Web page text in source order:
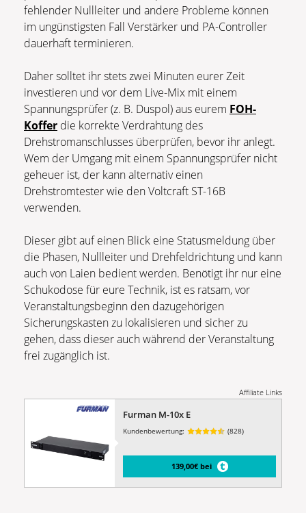
fehlender Nullleiter und andere Probleme können
im ungünstigsten Fall Verstärker und PA-Controller
dauerhaft terminieren.
Daher solltet ihr stets zwei Minuten eurer Zeit
investieren und vor dem Live-Mix mit einem
Spannungsprüfer (z. B. Duspol) aus eurem FOH-
Koffer die korrekte Verdrahtung des
Drehstromanschlusses überprüfen, bevor ihr anlegt.
Wem der Umgang mit einem Spannungsprüfer nicht
geheuer ist, der kann alternativ einen
Drehstromtester wie den Voltcraft ST-16B
verwenden.
Dieser gibt auf einen Blick eine Statusmeldung über
die Phasen, Nullleiter und Drehfeldrichtung und kann
auch von Laien bedient werden. Benötigt ihr nur eine
Schukodose für eure Technik, ist es ratsam, vor
Veranstaltungsbeginn den dazugehörigen
Sicherungskasten zu lokalisieren und sicher zu
gehen, dass dieser auch während der Veranstaltung
frei zugänglich ist.
Affiliate Links
Furman M-10x E
Kundenbewertung: (828)
139,00€ bei